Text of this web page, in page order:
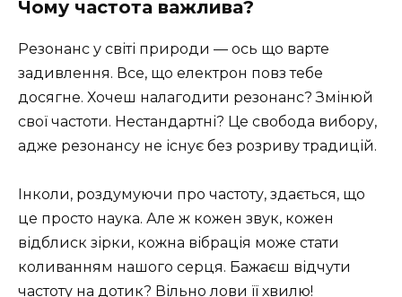
Чому частота важлива?
Резонанс у світі природи — ось що варте
задивлення. Все, що електрон повз тебе
досягне. Хочеш налагодити резонанс? Змінюй
свої частоти. Нестандартні? Це свобода вибору,
адже резонансу не існує без розриву традицій.
Інколи, роздумуючи про частоту, здається, що
це просто наука. Але ж кожен звук, кожен
відблиск зірки, кожна вібрація може стати
коливанням нашого серця. Бажаєш відчути
частоту на дотик? Вільно лови її хвилю!